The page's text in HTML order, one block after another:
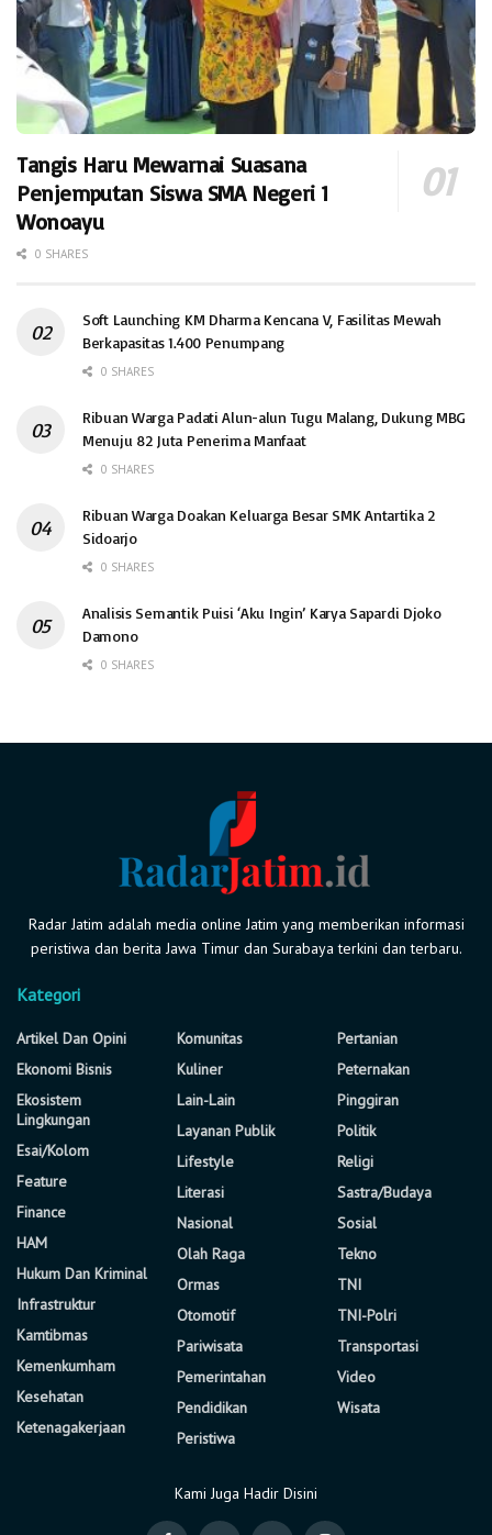
Tangis Haru Mewarnai Suasana
Penjemputan Siswa SMA Negeri 1
Wonoayu
0 SHARES
Soft Launching KM Dharma Kencana V, Fasilitas Mewah
Berkapasitas 1.400 Penumpang
0 SHARES
Ribuan Warga Padati Alun-alun Tugu Malang, Dukung MBG
Menuju 82 Juta Penerima Manfaat
0 SHARES
Ribuan Warga Doakan Keluarga Besar SMK Antartika 2
Sidoarjo
0 SHARES
Analisis Semantik Puisi ‘Aku Ingin’ Karya Sapardi Djoko
Damono
0 SHARES
Radar Jatim adalah media online Jatim yang memberikan informasi
peristiwa dan berita Jawa Timur dan Surabaya terkini dan terbaru.
Kategori
Artikel Dan Opini
Ekonomi Bisnis
Ekosistem
Lingkungan
Esai/Kolom
Feature
Finance
HAM
Hukum Dan Kriminal
Infrastruktur
Kamtibmas
Kemenkumham
Kesehatan
Ketenagakerjaan
Komunitas
Kuliner
Lain-Lain
Layanan Publik
Lifestyle
Literasi
Nasional
Olah Raga
Ormas
Otomotif
Pariwisata
Pemerintahan
Pendidikan
Peristiwa
Pertanian
Peternakan
Pinggiran
Politik
Religi
Sastra/Budaya
Sosial
Tekno
TNI
TNI-Polri
Transportasi
Video
Wisata
Kami Juga Hadir Disini